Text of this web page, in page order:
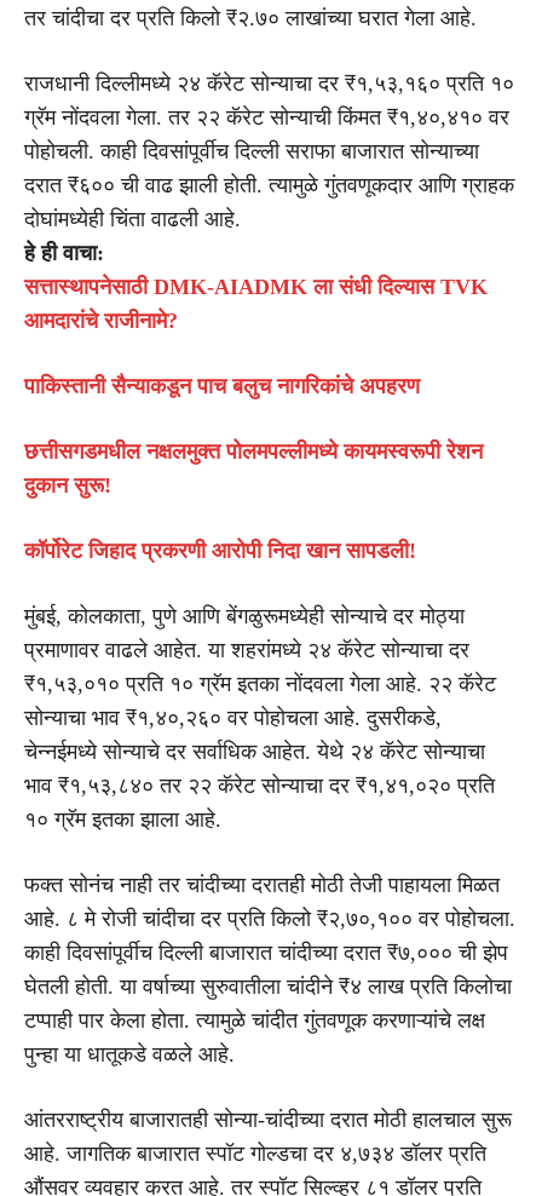
तर चांदीचा दर प्रति किलो ₹२.७० लाखांच्या घरात गेला आहे.
राजधानी दिल्लीमध्ये २४ कॅरेट सोन्याचा दर ₹१,५३,१६० प्रति १०
ग्रॅम नोंदवला गेला. तर २२ कॅरेट सोन्याची किंमत ₹१,४०,४१० वर
पोहोचली. काही दिवसांपूर्वीच दिल्ली सराफा बाजारात सोन्याच्या
दरात ₹६०० ची वाढ झाली होती. त्यामुळे गुंतवणूकदार आणि ग्राहक
दोघांमध्येही चिंता वाढली आहे.
हे ही वाचा:
सत्तास्थापनेसाठी DMK-AIADMK ला संधी दिल्यास TVK
आमदारांचे राजीनामे?
पाकिस्तानी सैन्याकडून पाच बलुच नागरिकांचे अपहरण
छत्तीसगडमधील नक्षलमुक्त पोलमपल्लीमध्ये कायमस्वरूपी रेशन
दुकान सुरू!
कॉर्पोरेट जिहाद प्रकरणी आरोपी निदा खान सापडली!
मुंबई, कोलकाता, पुणे आणि बेंगळुरूमध्येही सोन्याचे दर मोठ्या
प्रमाणावर वाढले आहेत. या शहरांमध्ये २४ कॅरेट सोन्याचा दर
₹१,५३,०१० प्रति १० ग्रॅम इतका नोंदवला गेला आहे. २२ कॅरेट
सोन्याचा भाव ₹१,४०,२६० वर पोहोचला आहे. दुसरीकडे,
चेन्नईमध्ये सोन्याचे दर सर्वाधिक आहेत. येथे २४ कॅरेट सोन्याचा
भाव ₹१,५३,८४० तर २२ कॅरेट सोन्याचा दर ₹१,४१,०२० प्रति
१० ग्रॅम इतका झाला आहे.
फक्त सोनंच नाही तर चांदीच्या दरातही मोठी तेजी पाहायला मिळत
आहे. ८ मे रोजी चांदीचा दर प्रति किलो ₹२,७०,१०० वर पोहोचला.
काही दिवसांपूर्वीच दिल्ली बाजारात चांदीच्या दरात ₹७,००० ची झेप
घेतली होती. या वर्षाच्या सुरुवातीला चांदीने ₹४ लाख प्रति किलोचा
टप्पाही पार केला होता. त्यामुळे चांदीत गुंतवणूक करणाऱ्यांचे लक्ष
पुन्हा या धातूकडे वळले आहे.
आंतरराष्ट्रीय बाजारातही सोन्या-चांदीच्या दरात मोठी हालचाल सुरू
आहे. जागतिक बाजारात स्पॉट गोल्डचा दर ४,७३४ डॉलर प्रति
औंसवर व्यवहार करत आहे. तर स्पॉट सिल्व्हर ८१ डॉलर प्रति